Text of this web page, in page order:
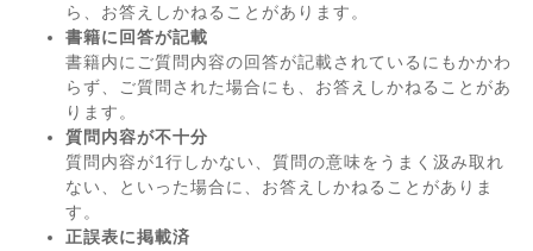
ら、お答えしかねることがあります。
書籍に回答が記載
書籍内にご質問内容の回答が記載されているにもかかわ
らず、ご質問された場合にも、お答えしかねることがあ
ります。
質問内容が不十分
質問内容が1行しかない、質問の意味をうまく汲み取れ
ない、といった場合に、お答えしかねることがありま
す。
正誤表に掲載済